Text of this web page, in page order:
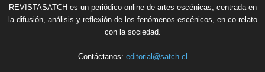
REVISTASATCH es un periódico online de artes escénicas, centrada en
la difusión, análisis y reflexión de los fenómenos escénicos, en co-relato
con la sociedad.
Contáctanos: editorial@satch.cl